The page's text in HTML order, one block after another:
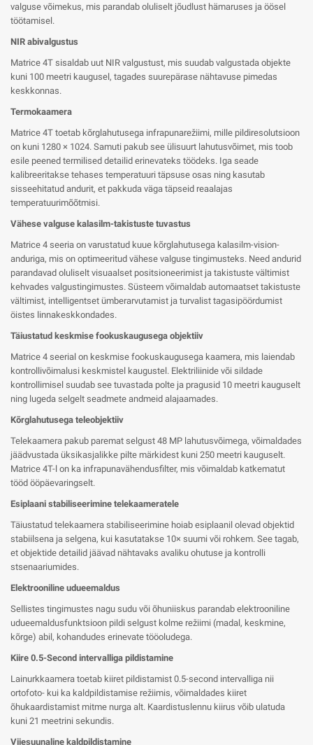
valguse võimekus, mis parandab oluliselt jõudlust hämaruses ja öösel
töötamisel.
NIR abivalgustus
Matrice 4T sisaldab uut NIR valgustust, mis suudab valgustada objekte
kuni 100 meetri kaugusel, tagades suurepärase nähtavuse pimedas
keskkonnas.
Termokaamera
Matrice 4T toetab kõrglahutusega infrapunarežiimi, mille pildiresolutsioon
on kuni 1280 × 1024. Samuti pakub see ülisuurt lahutusvõimet, mis toob
esile peened termilised detailid erinevateks töödeks. Iga seade
kalibreeritakse tehases temperatuuri täpsuse osas ning kasutab
sisseehitatud andurit, et pakkuda väga täpseid reaalajas
temperatuurimõõtmisi.
Vähese valguse kalasilm-takistuste tuvastus
Matrice 4 seeria on varustatud kuue kõrglahutusega kalasilm-vision-
anduriga, mis on optimeeritud vähese valguse tingimusteks. Need andurid
parandavad oluliselt visuaalset positsioneerimist ja takistuste vältimist
kehvades valgustingimustes. Süsteem võimaldab automaatset takistuste
vältimist, intelligentset ümberarvutamist ja turvalist tagasipöördumist
öistes linnakeskkondades.
Täiustatud keskmise fookuskaugusega objektiiv
Matrice 4 seerial on keskmise fookuskaugusega kaamera, mis laiendab
kontrollivõimalusi keskmistel kaugustel. Elektriliinide või sildade
kontrollimisel suudab see tuvastada polte ja pragusid 10 meetri kauguselt
ning lugeda selgelt seadmete andmeid alajaamades.
Kõrglahutusega teleobjektiiv
Telekaamera pakub paremat selgust 48 MP lahutusvõimega, võimaldades
jäädvustada üksikasjalikke pilte märkidest kuni 250 meetri kauguselt.
Matrice 4T-l on ka infrapunavähendusfilter, mis võimaldab katkematut
tööd ööpäevaringselt.
Esiplaani stabiliseerimine telekaameratele
Täiustatud telekaamera stabiliseerimine hoiab esiplaanil olevad objektid
stabiilsena ja selgena, kui kasutatakse 10× suumi või rohkem. See tagab,
et objektide detailid jäävad nähtavaks avaliku ohutuse ja kontrolli
stsenaariumides.
Elektrooniline udueemaldus
Sellistes tingimustes nagu sudu või õhuniiskus parandab elektrooniline
udueemaldusfunktsioon pildi selgust kolme režiimi (madal, keskmine,
kõrge) abil, kohandudes erinevate tööoludega.
Kiire 0.5-Second intervalliga pildistamine
Lainurkkaamera toetab kiiret pildistamist 0.5-second intervalliga nii
ortofoto- kui ka kaldpildistamise režiimis, võimaldades kiiret
õhukaardistamist mitme nurga alt. Kaardistuslennu kiirus võib ulatuda
kuni 21 meetrini sekundis.
Viiesuunaline kaldpildistamine